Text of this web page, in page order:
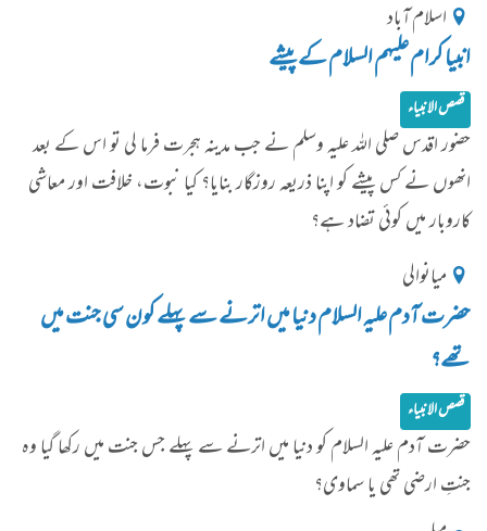
اسلام آباد
انبیا کرام علیہم السلام کے پیشے
قصص الانبیاء
حضور اقدس صلی اللہ علیہ وسلم نے جب مدینہ ہجرت فرما لی تو اس کے بعد
انھوں نے کس پیشے کو اپنا ذریعہ روزگار بنایا؟ کیا نبوت، خلافت اور معاشی
کاروبار میں کوئی تضاد ہے؟
میانوالی
حضرت آدم علیہ السلام دنیا میں اترنے سے پہلے کون سی جنت میں
تھے؟
قصص الانبیاء
حضرت آدم علیہ السلام کو دنیا میں اترنے سے پہلے جس جنت میں رکھا گیا وہ
جنتِ ارضی تھی یا سماوی؟